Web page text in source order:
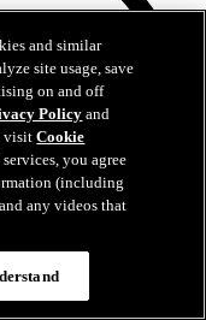
and similar
site usage, save
on and off
Policyand
visitCookie
you agree
(including
any videos that